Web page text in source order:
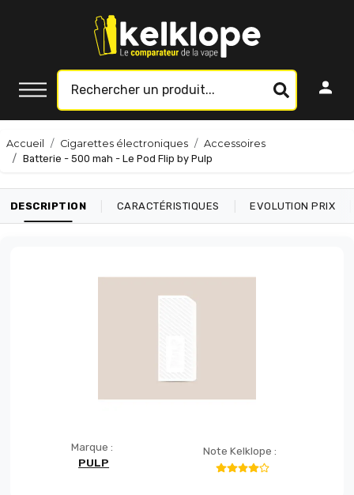
Accueil Cigarettes électroniques
Accessoires
Batterie - 500 mah - Le Pod Flip by Pulp
DESCRIPTION CARACTÉRISTIQUES EVOLUTION PRIX
Marque :
PULP
Note Kelklope :